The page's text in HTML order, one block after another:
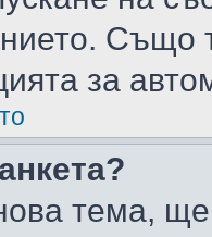
Също
за
тема,